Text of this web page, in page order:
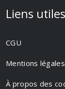
Liens
CGU
Mentions légales
À propos des